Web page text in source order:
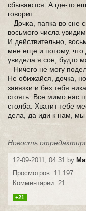
сбываются. А где-то
говорит:
– Дочка, папка во сне
восьмого числа
И действительно,
мне еще и потому,
увидела я сон, будто
– Ничего не могу
Не обижайся, дочка,
завязки и без тебя
стоять. Все мимо нас
столба. Хватит тебе
дела, да иди к нам, мы
Новость
12-09-2011, 04:31 by
Просмотров: 11 197
Комментарии: 21
+21